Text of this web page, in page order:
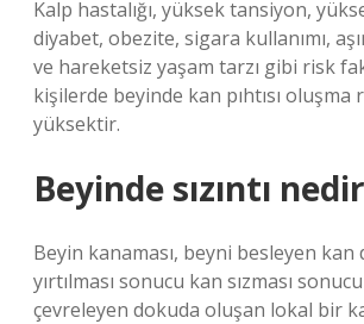
Kalp hastalığı, yüksek tansiyon,
diyabet, obezite, sigara kullanımı,
ve hareketsiz yaşam tarzı gibi risk
kişilerde beyinde kan pıhtısı oluşma
yüksektir.
Beyinde sızıntı
Beyin kanaması, beyni besleyen kan
yırtılması sonucu kan sızması
çevreleyen dokuda oluşan lokal bir